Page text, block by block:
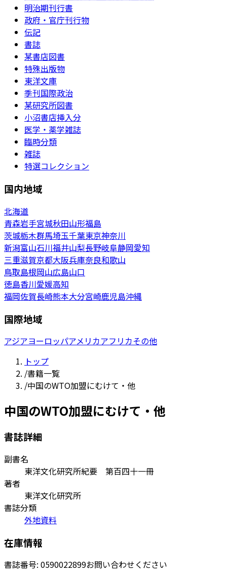
明治期刊行書
政府・官庁刊行物
伝記
書誌
某書店図書
特殊出版物
東洋文庫
季刊国際政治
某研究所図書
小沼書店挿入分
医学・薬学雑誌
臨時分類
雑誌
特選コレクション
国内地域
北海道
青森岩手宮城秋田山形福島
茨城栃木群馬埼玉千葉東京神奈川
新潟富山石川福井山梨長野岐阜静岡愛知
三重滋賀京都大阪兵庫奈良和歌山
鳥取島根岡山広島山口
徳島香川愛媛高知
福岡佐賀長崎熊本大分宮崎鹿児島沖縄
国際地域
アジアヨーロッパアメリカアフリカその他
トップ
/書籍一覧
/中国のWTO加盟にむけて・他
中国のWTO加盟にむけて・他
書誌詳細
副書名
東洋文化研究所紀要 第百四十一冊
著者
東洋文化研究所
書誌分類
外地資料
在庫情報
書誌番号: 0590022899お問い合わせください